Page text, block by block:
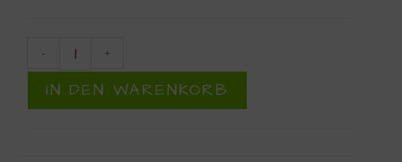
- +
IN DEN WARENKORB